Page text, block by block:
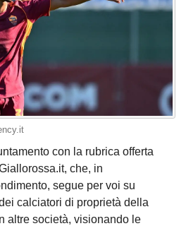
con la rubrica offerta
che, in
segue per voi su
calciatori di proprietà della
altre società, visionando le